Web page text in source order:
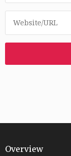
Overview